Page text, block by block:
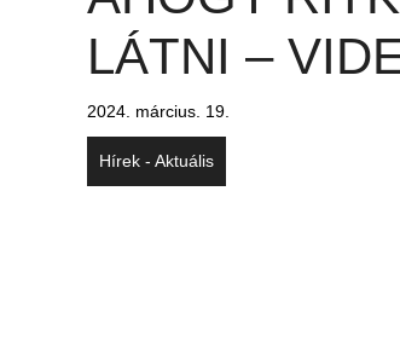
LÁTNI –
2024. március. 19.
Hírek - Aktuális